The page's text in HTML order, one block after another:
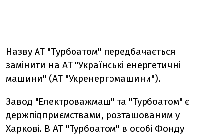
Назву АТ "Турбоатом" передбачається
замінити на АТ "Українські енергетичні
машини" (АТ "Укренергомашини").
Завод "Електроважмаш" та "Турбоатом" є
держпідприємствами, розташованим у
Харкові. В АТ "Турбоатом" в особі Фонду